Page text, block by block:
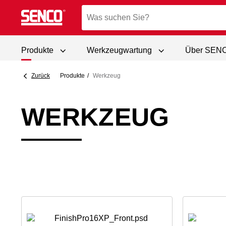
Produkte Werkzeugwartung Über
Zurück Produkte Werkzeug
WERKZEUG